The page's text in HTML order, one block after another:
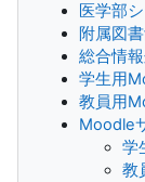
医学部
附属図
総合情
学生用
教員用
Moodle
学
教